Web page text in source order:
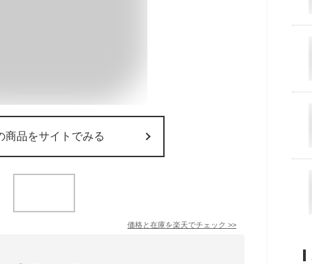
商品をサイトでみる
価格と在庫を楽天でチェック >>